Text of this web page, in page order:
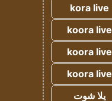
kora live
koora live
koora live
koora live
يلا شوت